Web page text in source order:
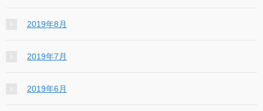
2019年8月
2019年7月
2019年6月